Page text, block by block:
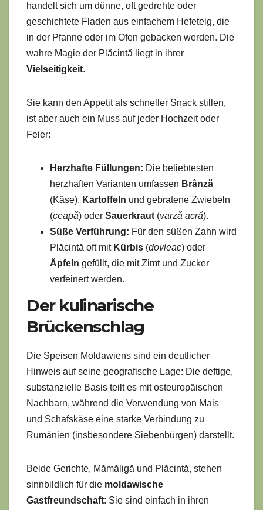
handelt sich um dünne, oft gedrehte oder
geschichtete Fladen aus einfachem Hefeteig, die
in der Pfanne oder im Ofen gebacken werden. Die
wahre Magie der Plăcintă liegt in ihrer
Vielseitigkeit.
Sie kann den Appetit als schneller Snack stillen,
ist aber auch ein Muss auf jeder Hochzeit oder
Feier:
Herzhafte Füllungen: Die beliebtesten
herzhaften Varianten umfassen Brânză
(Käse), Kartoffeln und gebratene Zwiebeln
(ceapă) oder Sauerkraut (varză acră).
Süße Verführung: Für den süßen Zahn wird
Plăcintă oft mit Kürbis (dovleac) oder
Äpfeln gefüllt, die mit Zimt und Zucker
verfeinert werden.
Der kulinarische
Brückenschlag
Die Speisen Moldawiens sind ein deutlicher
Hinweis auf seine geografische Lage: Die deftige,
substanzielle Basis teilt es mit osteuropäischen
Nachbarn, während die Verwendung von Mais
und Schafskäse eine starke Verbindung zu
Rumänien (insbesondere Siebenbürgen) darstellt.
Beide Gerichte, Mămăligă und Plăcintă, stehen
sinnbildlich für die moldawische
Gastfreundschaft: Sie sind einfach in ihren